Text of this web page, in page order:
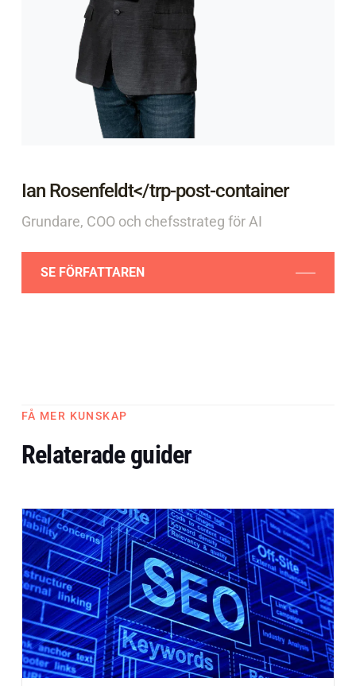
Ian Rosenfeldt</trp-post-container
Grundare, COO och chefsstrateg för AI
SE FÖRFATTAREN
FÅ MER KUNSKAP
Relaterade guider